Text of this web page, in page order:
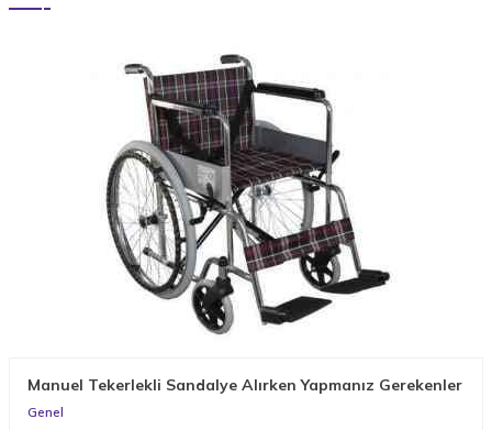
Manuel Tekerlekli Sandalye Alırken Yapmanız Gerekenler
Genel